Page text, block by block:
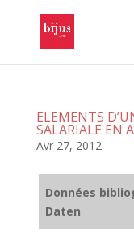
ELEMENTS
SALARIALE EN
Avr 27, 2012
Données
Daten